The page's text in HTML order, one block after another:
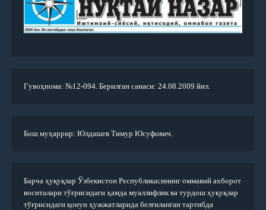
Гувоҳнома: №12-094. Берилган санаси: 24.08.2009 йил.
Бош муҳаррир: Юлдашев Тимур Юсуфович.
Барча ҳуқуқлар Ўзбекистон Республикасининг оммавий ахборот
воситалари тўғрисидаги ҳамда муаллифлик ва турдош ҳуқуқлар
тўғрисидаги қонун ҳужжатларида белгиланган тартибда